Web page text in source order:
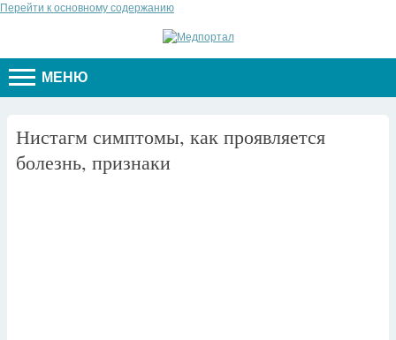
Перейти к основному содержанию
МЕНЮ
Нистагм симптомы, как проявляется
болезнь, признаки